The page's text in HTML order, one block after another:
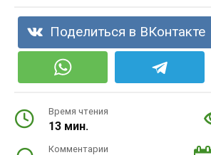
Поделиться в ВКонтакте
Время чтения
13 мин.
Комментарии